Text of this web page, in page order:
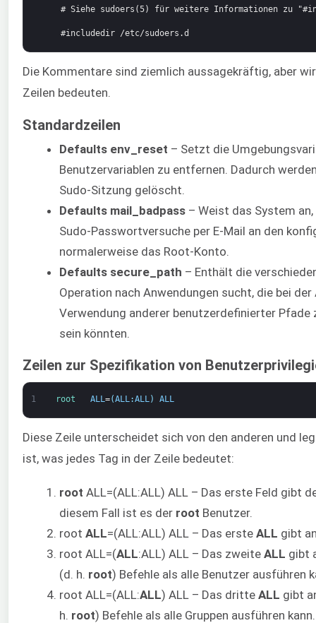
# Siehe sudoers(5) für weitere Informationen zu
#includedir /etc/sudoers.d
Die Kommentare sind ziemlich aussagekräftig, aber
Zeilen bedeuten.
Standardzeilen
Defaults env_reset – Setzt die
Benutzervariablen zu entfernen. Dadurch
Sudo-Sitzung gelöscht.
Defaults mail_badpass – Weist das System
Sudo-Passwortversuche per E-Mail an den
normalerweise das Root-Konto.
Defaults secure_path – Enthält die
Operation nach Anwendungen sucht, die bei
Verwendung anderer benutzerdefinierter
sein könnten.
Zeilen zur Spezifikation von
1 root ALL=(ALL:ALL) ALL
Diese Zeile unterscheidet sich von den anderen und
ist, was jedes Tag in der Zeile bedeutet:
root ALL=(ALL:ALL) ALL – Das erste Feld gibt
diesem Fall ist es der root Benutzer.
root ALL=(ALL:ALL) ALL – Das erste ALL gibt
root ALL=(ALL:ALL) ALL – Das zweite ALL gibt
(d. h. root) Befehle als alle Benutzer ausführen
root ALL=(ALL:ALL) ALL – Das dritte ALL gibt
h. root) Befehle als alle Gruppen ausführen kann.